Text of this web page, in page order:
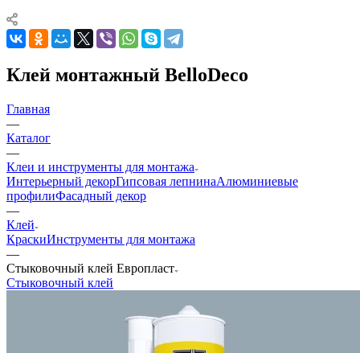
Клей монтажный BelloDeco
Главная
—
Каталог
—
Клеи и инструменты для монтажа
Интерьерный декорГипсовая лепнинаАлюминиевые
профилиФасадный декор
—
Клей
КраскиИнструменты для монтажа
—
Стыковочный клей Европласт
Стыковочный клей